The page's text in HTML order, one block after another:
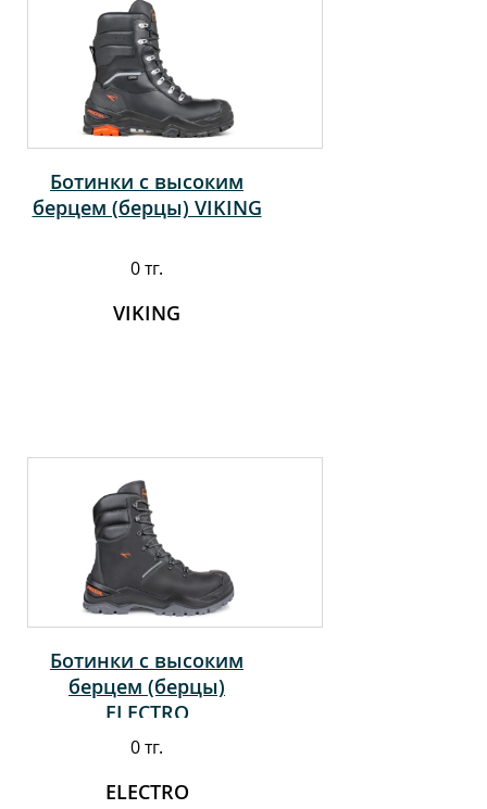
Ботинки с высоким
берцем (берцы) VIKING
0 тг.
VIKING
Ботинки с высоким
берцем (берцы)
ELECTRO
0 тг.
ELECTRO